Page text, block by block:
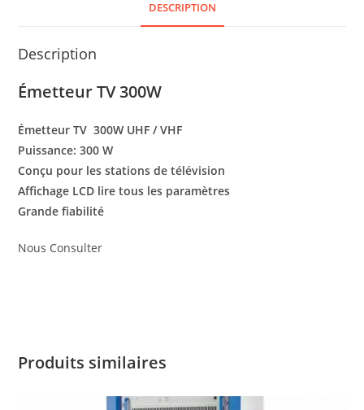
DESCRIPTION
Description
Émetteur TV 300W
Émetteur TV 300W UHF / VHF
Puissance: 300 W
Conçu pour les stations de télévision
Affichage LCD lire tous les paramètres
Grande fiabilité
Nous Consulter
Produits similaires